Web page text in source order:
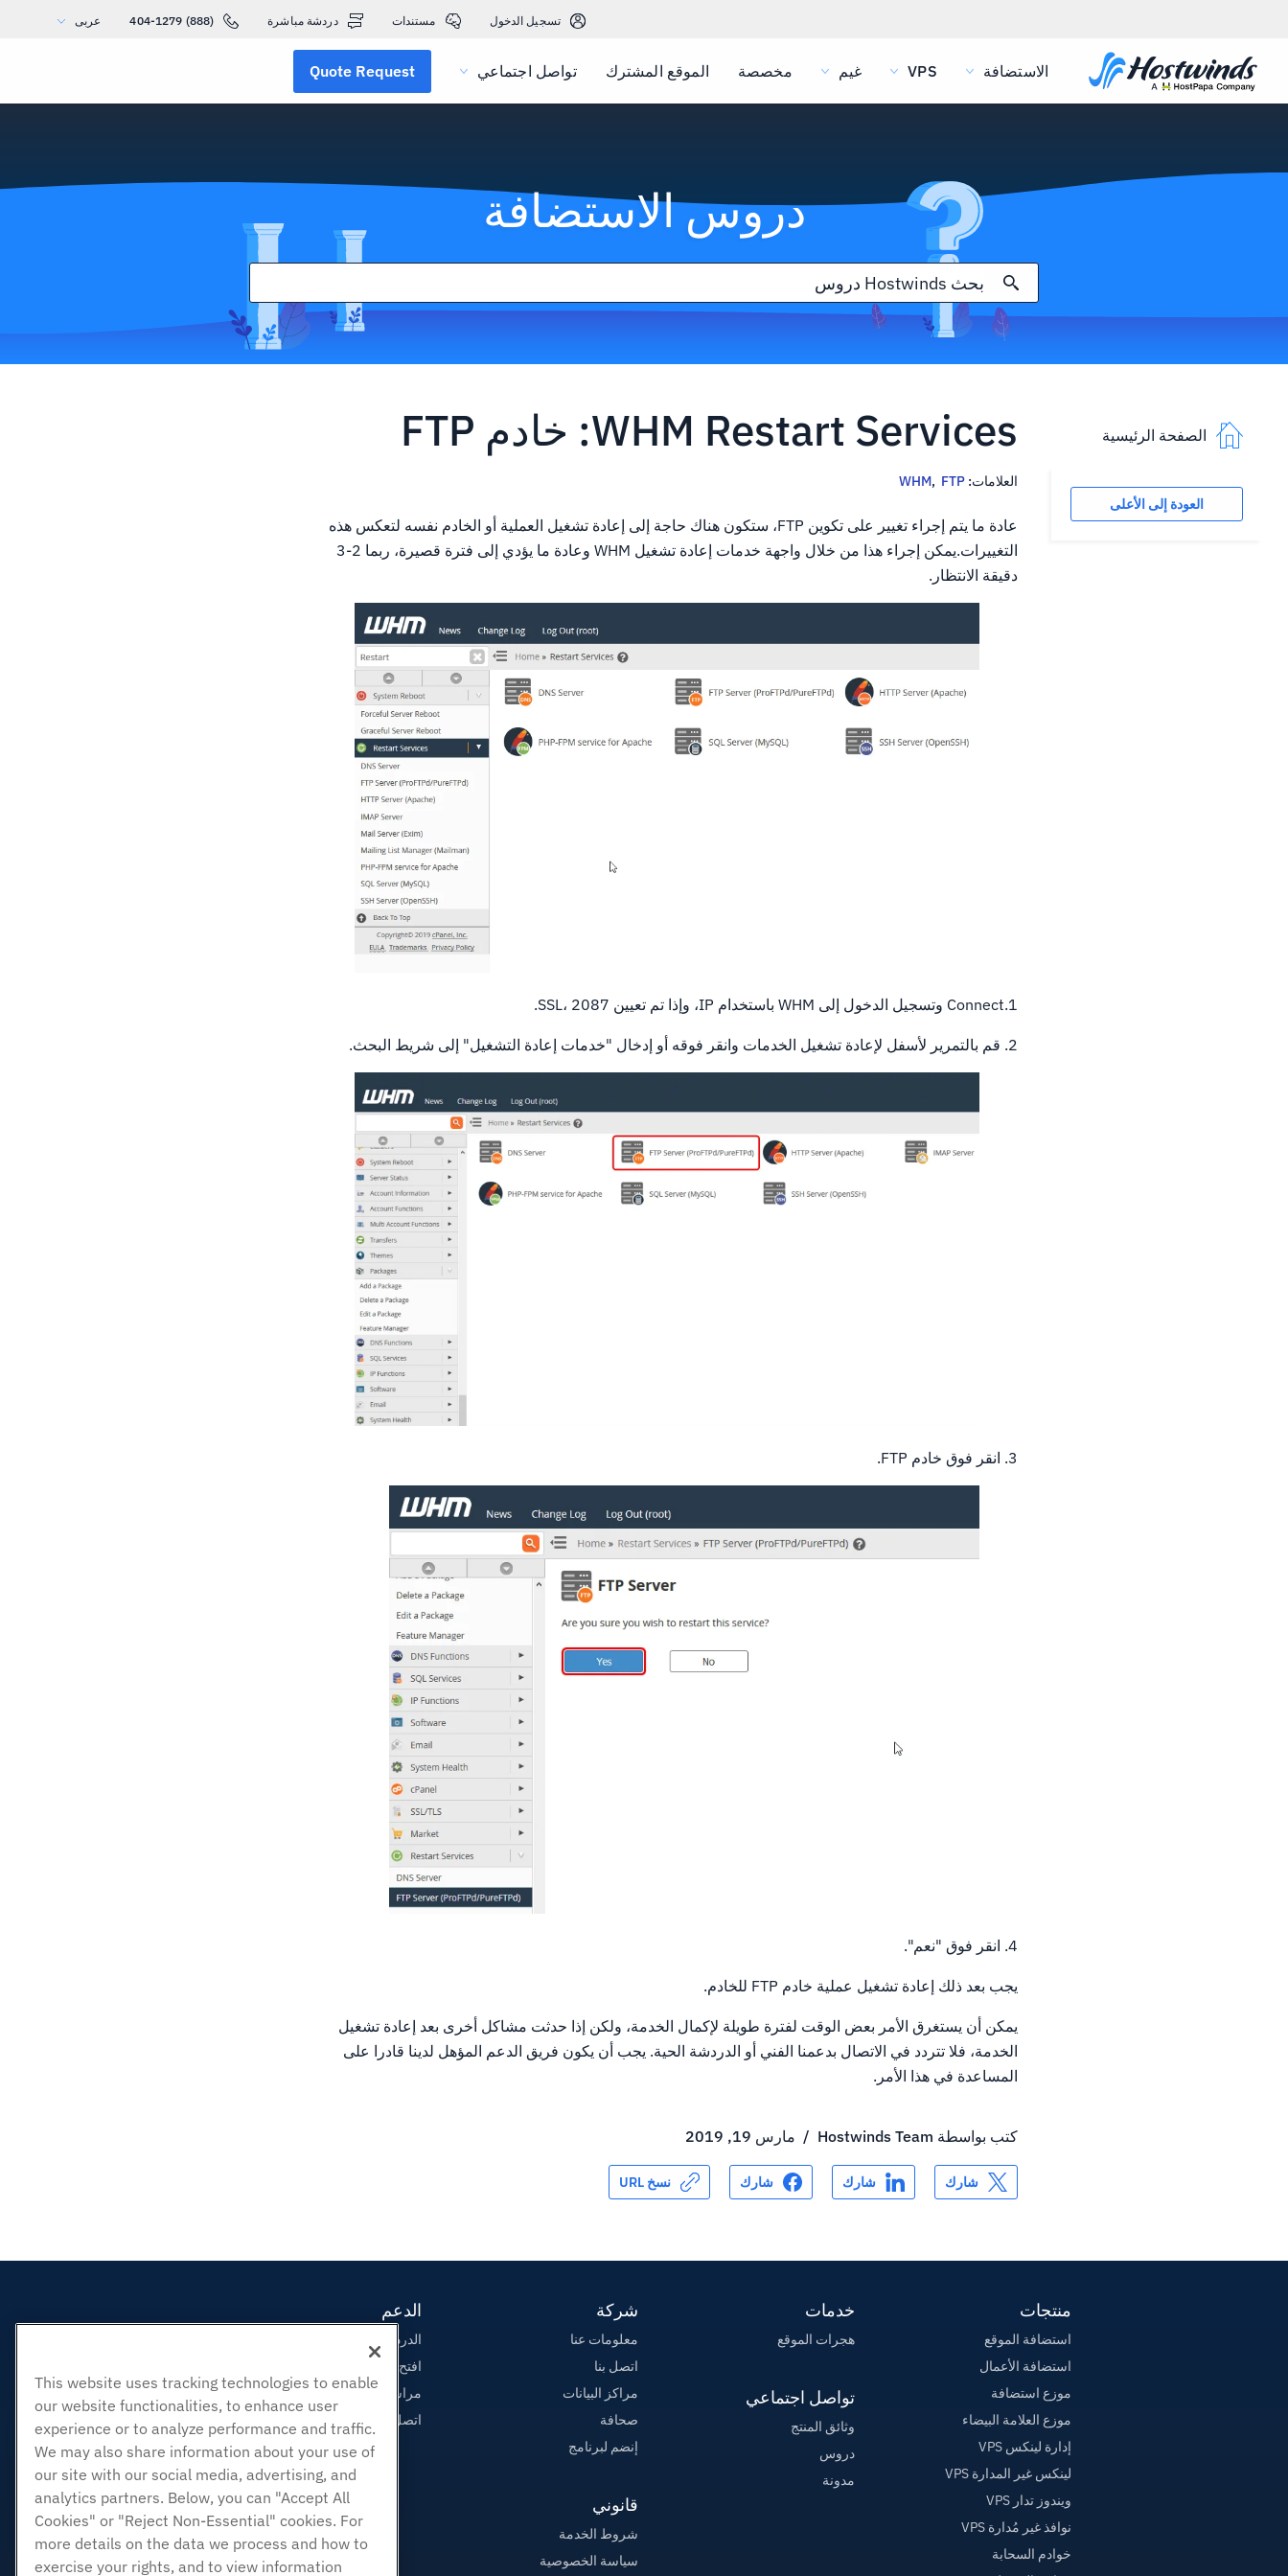
تسجيل الدخول مستندات دردشة مباشرة (888) 404-1279 عربى
الاستضافة VPS غيم مخصصة الموقع المشترك تواصل اجتماعي Quote Request
دروس الاستضافة
الصفحة الرئيسية
العودة إلى الأعلى
WHM Restart Services: خادم FTP
العلامات: WHM, FTP
عادة ما يتم إجراء تغيير على تكوين FTP، ستكون هناك حاجة إلى إعادة تشغيل العملية أو الخادم نفسه لتعكس هذه
التغييرات.يمكن إجراء هذا من خلال واجهة خدمات إعادة تشغيل WHM وعادة ما يؤدي إلى فترة قصيرة، ربما 2-3
دقيقة الانتظار.
1.Connect وتسجيل الدخول إلى WHM باستخدام IP، وإذا تم تعيين SSL، 2087.
2. قم بالتمرير لأسفل لإعادة تشغيل الخدمات وانقر فوقه أو إدخال "خدمات إعادة التشغيل" إلى شريط البحث.
3. انقر فوق خادم FTP.
4. انقر فوق "نعم".
يجب بعد ذلك إعادة تشغيل عملية خادم FTP للخادم.
يمكن أن يستغرق الأمر بعض الوقت لفترة طويلة لإكمال الخدمة، ولكن إذا حدثت مشاكل أخرى بعد إعادة تشغيل
الخدمة، فلا تتردد في الاتصال بدعمنا الفني أو الدردشة الحية. يجب أن يكون فريق الدعم المؤهل لدينا قادرا على
المساعدة في هذا الأمر.
كتب بواسطة Hostwinds Team
/ مارس 19, 2019
شارك شارك شارك نسخ URL
منتجات
استضافة الموقع
استضافة الأعمال
موزع استضافة
موزع العلامة البيضاء
إدارة لينكس VPS
لينكس غير المدارة VPS
ويندوز تدار VPS
نوافذ غير مُدارة VPS
خوادم السحابة
خدمات
هجرات الموقع
تواصل اجتماعي
وثائق المنتج
دروس
مدونة
شركة
معلومات عنا
اتصل بنا
مراكز البيانات
صحافة
إنضم لبرنامج
قانوني
شروط الخدمة
سياسة الخصوصية
الدعم
الدردشة الحية معنا
افتح تذكرة الدعم
مراسلتنا على البريد الاليكتروني
اتصل بنا (888) 404-1279
This website uses tracking technologies to enable
our website functionalities, to enhance user
experience or to analyze performance and traffic.
We may also share information about your use of
our site with our social media, advertising, and
analytics partners. Below, you can "Accept All
Cookies" or "Reject Non-Essential" cookies. For
more details on the data we process and how to
exercise your rights, and to view information